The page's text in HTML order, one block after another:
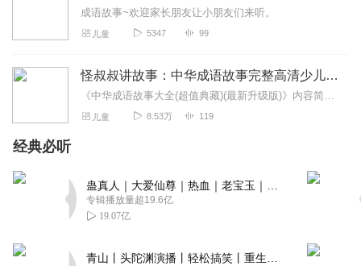
成语故事~欢迎家长朋友让小朋友们来听。
儿童 5347 99
怪叔叔讲故事：中华成语故事完整高清少儿版
《中华成语故事大全(超值典藏)(最新升级版)》内容简介：在中国浩如烟海的典籍中，保存和记载着无数的成语，这些成语成为了中华文化最为灿烂的结晶。如果说汉语是浩瀚的...
儿童 8.53万 119
经典必听
专辑播放量超19.6亿
19.07亿